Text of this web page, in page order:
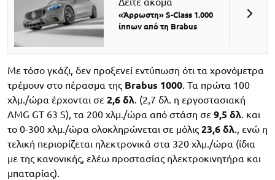
«Άρρωστη» S-Class 1.000
ίππων από τη Brabus
Με τόσο γκάζι, δεν προξενεί εντύπωση ότι τα χρονόμετρα
τρέμουν στο πέρασμα της Brabus 1000. Τα πρώτα 100
χλμ./ώρα έρχονται σε 2,6 δλ. (2,7 δλ. η εργοστασιακή
AMG GT 63 S), τα 200 χλμ./ώρα από στάση σε 9,5 δλ. και
το 0-300 χλμ./ώρα ολοκληρώνεται σε μόλις 23,6 δλ., ενώ η
τελική περιορίζεται ηλεκτρονικά στα 320 χλμ./ώρα (ίδια
με της κανονικής, ελέω προστασίας ηλεκτροκινητήρα και
μπαταρίας).